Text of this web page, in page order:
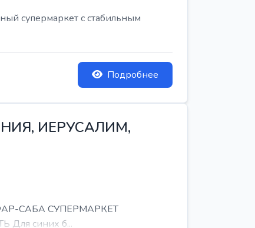
супермаркет с стабильным
Подробнее
ИЕРУСАЛИМ,
САБА СУПЕРМАРКЕТ
Для синих б...